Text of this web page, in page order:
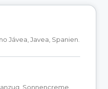
Jávea, Javea, Spanien.
Sonnencreme,